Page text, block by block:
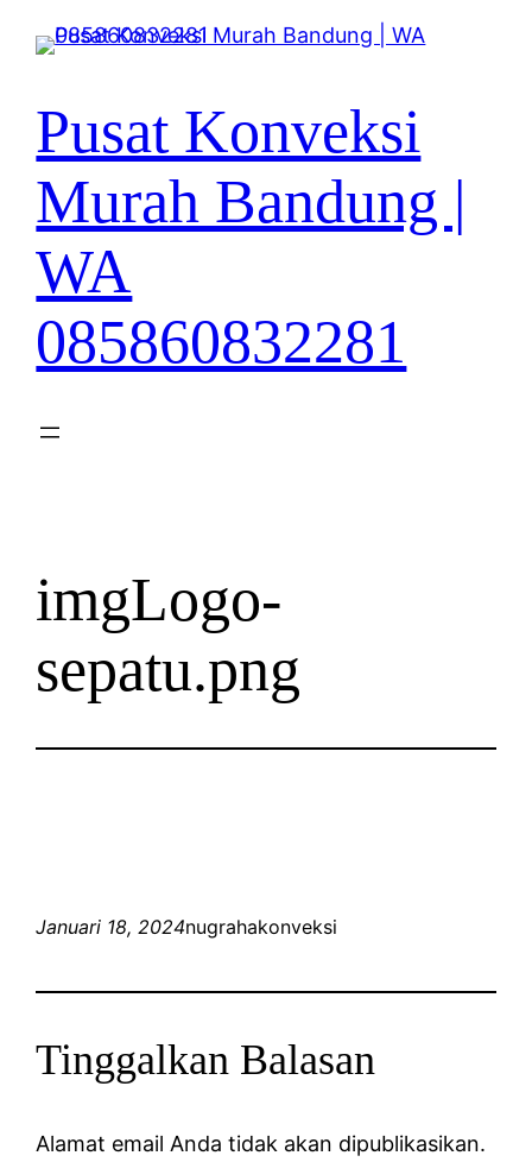
Lewati
Pusat Konveksi
Murah Bandung |
WA
085860832281
imgLogo-
sepatu.png
Januari 18, 2024nugrahakonveksi
Tinggalkan Balasan
Alamat email Anda tidak akan dipublikasikan.